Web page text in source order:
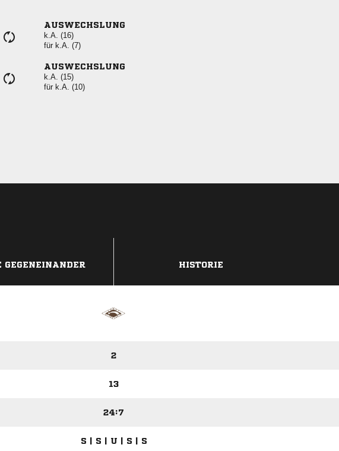
AUSWECHSLUNG
k.A. (16)
für k.A. (7)
AUSWECHSLUNG
k.A. (15)
für k.A. (10)
GEGENEINANDER HISTORIE
2
13
24:7
S | S | U | S | S